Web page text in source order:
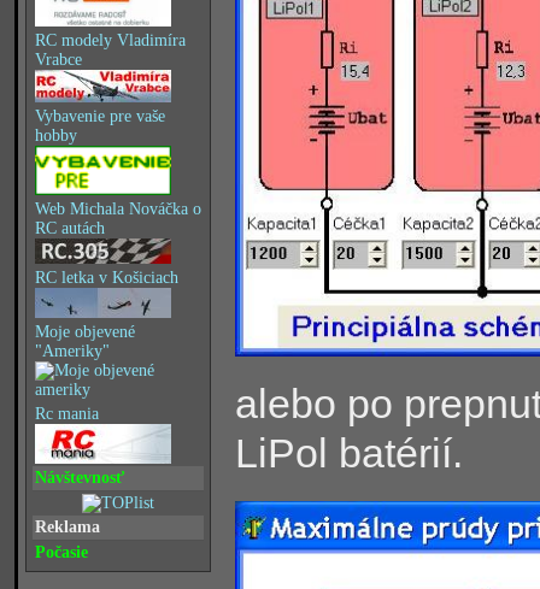
RC modely Vladimíra
Vrabce
Vybavenie pre vaše
hobby
Web Michala Nováčka o
RC autách
RC letka v Košiciach
Moje objevené
"Ameriky"
Rc mania
Návštevnosť
Reklama
Počasie
alebo po
LiPol batérií.